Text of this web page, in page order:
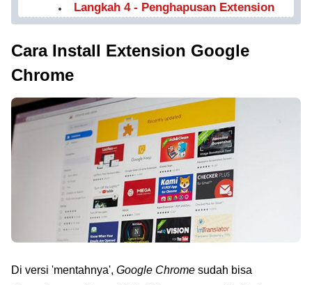
Langkah 4 - Penghapusan Extension
Cara Install Extension Google
Chrome
Di versi 'mentahnya', Google Chrome sudah bisa